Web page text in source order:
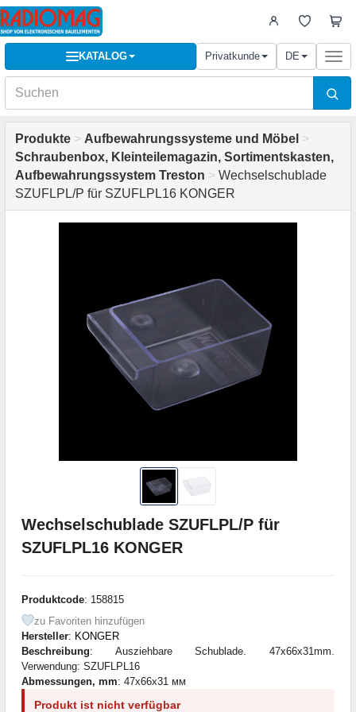
KATALOG Privatkunde DE
Produkte > Aufbewahrungssysteme und Möbel >
Schraubenbox, Kleinteilemagazin, Sortimentskasten,
Aufbewahrungssystem Treston > Wechselschublade
SZUFLPL/P für SZUFLPL16 KONGER
Wechselschublade SZUFLPL/P für
SZUFLPL16 KONGER
Produktcode: 158815
zu Favoriten hinzufügen
Hersteller: KONGER
Beschreibung: Ausziehbare Schublade. 47x66x31mm.
Verwendung: SZUFLPL16
Abmessungen, mm: 47x66x31 мм
Produkt ist nicht verfügbar